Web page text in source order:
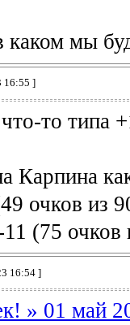
каком мы
16:55 ]
то типа
Карпина
очков из
(75 очков
16:54 ]
» 01 май